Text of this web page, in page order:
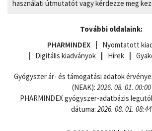
használati útmutatót vagy kérdezze meg
További oldalaink:
PHARMINDEX
Nyomtatott
Digitális kiadványok
Hírek
Gyógyszer ár- és támogatási adatok
(NEAK): 2026. 08. 01. 00:00
PHARMINDEX gyógyszer-adatbázis
dátuma: 2026. 08. 01. 08:44